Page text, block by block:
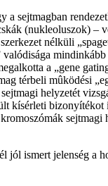
sejtmagban
(nukleoluszok) –
nélküli
mindinkább
a „gene
térbeli mûködési
helyzetét
kísérleti bizonyítékot
sejtmagi
jól ismert jelenség a